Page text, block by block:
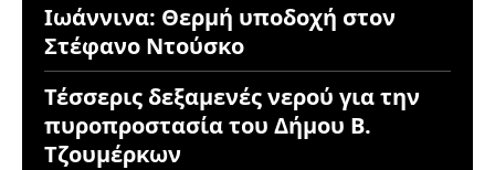
Ιωάννινα: Θερμή υποδοχή στον
Στέφανο Ντούσκο
Τέσσερις δεξαμενές νερού για την
πυροπροστασία του Δήμου Β.
Τζουμέρκων